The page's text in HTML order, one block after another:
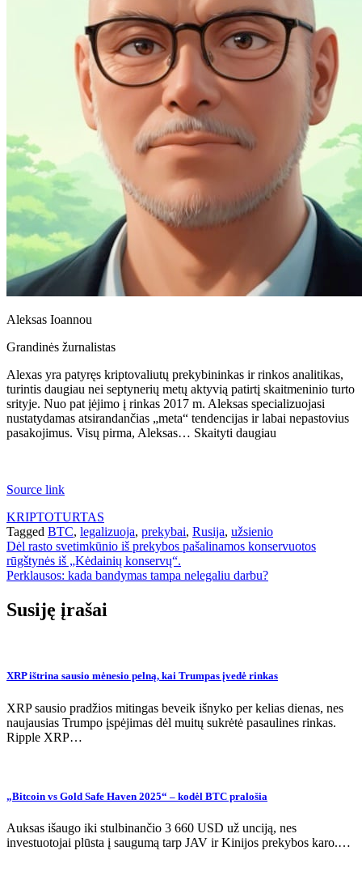
Aleksas Ioannou
Grandinės žurnalistas
Alexas yra patyręs kriptovaliutų prekybininkas ir rinkos analitikas,
turintis daugiau nei septynerių metų aktyvią patirtį skaitmeninio turto
srityje. Nuo pat įėjimo į rinkas 2017 m. Aleksas specializuojasi
nustatydamas atsirandančias „meta“ tendencijas ir labai nepastovius
pasakojimus. Visų pirma, Aleksas… Skaityti daugiau
Source link
KRIPTOTURTAS
Tagged BTC, legalizuoja, prekybai, Rusija, užsienio
Navigacija
tarp
Dėl rasto svetimkūnio iš prekybos pašalinamos konservuotos
rūgštynės iš „Kėdainių konservų“.
Perklausos: kada bandymas tampa nelegaliu darbu?
Susiję įrašai
XRP ištrina sausio mėnesio pelną, kai Trumpas įvedė rinkas
XRP sausio pradžios mitingas beveik išnyko per kelias dienas, nes
naujausias Trumpo įspėjimas dėl muitų sukrėtė pasaulines rinkas.
Ripple XRP…
„Bitcoin vs Gold Safe Haven 2025“ – kodėl BTC pralošia
Auksas išaugo iki stulbinančio 3 660 USD už unciją, nes
investuotojai plūsta į saugumą tarp JAV ir Kinijos prekybos karo.…